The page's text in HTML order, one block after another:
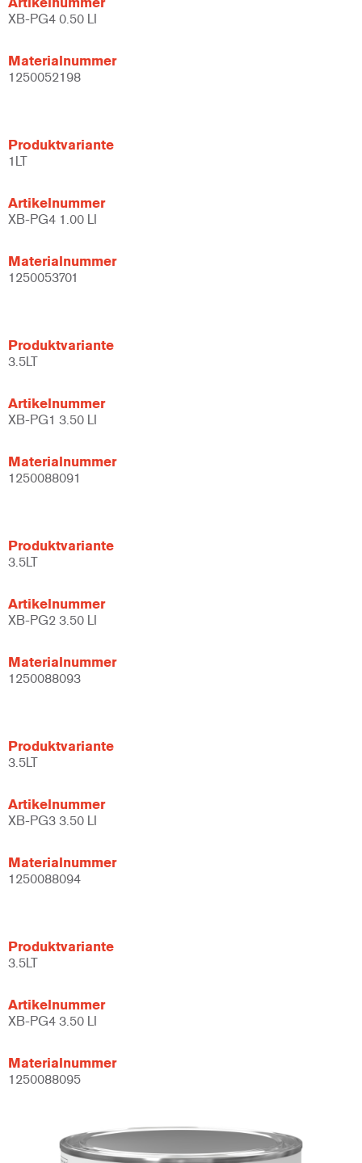
XB-PG4 0.50 LI
Materialnummer
1250052198
Produktvariante
1LT
Artikelnummer
XB-PG4 1.00 LI
Materialnummer
1250053701
Produktvariante
3.5LT
Artikelnummer
XB-PG1 3.50 LI
Materialnummer
1250088091
Produktvariante
3.5LT
Artikelnummer
XB-PG2 3.50 LI
Materialnummer
1250088093
Produktvariante
3.5LT
Artikelnummer
XB-PG3 3.50 LI
Materialnummer
1250088094
Produktvariante
3.5LT
Artikelnummer
XB-PG4 3.50 LI
Materialnummer
1250088095